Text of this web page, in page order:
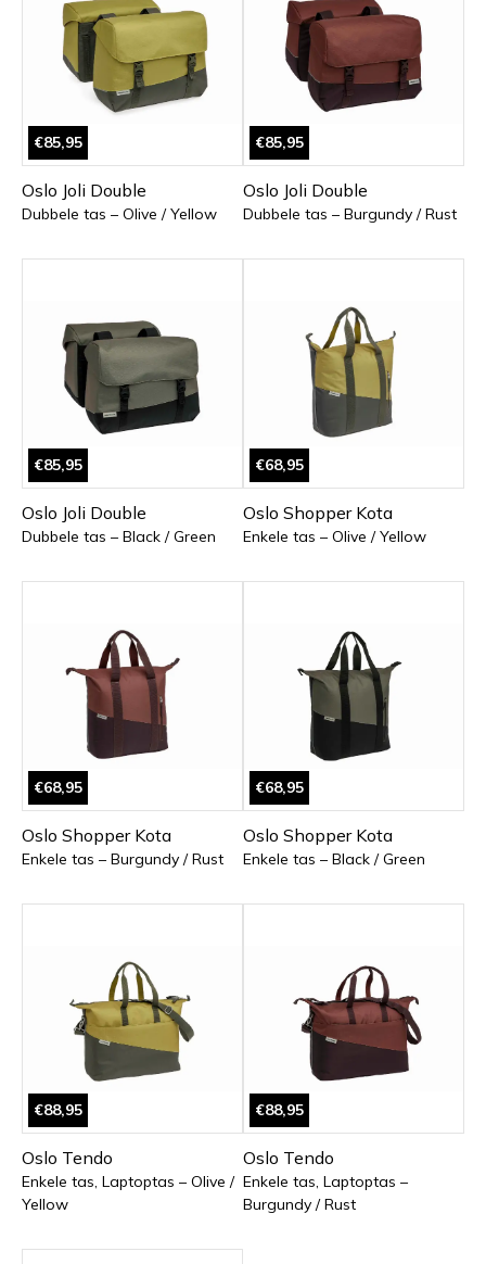
€85,95
Oslo Joli Double
Dubbele tas – Olive / Yellow
€85,95
Oslo Joli Double
Dubbele tas – Burgundy / Rust
€85,95
Oslo Joli Double
Dubbele tas – Black / Green
€68,95
Oslo Shopper Kota
Enkele tas – Olive / Yellow
€68,95
Oslo Shopper Kota
Enkele tas – Burgundy / Rust
€68,95
Oslo Shopper Kota
Enkele tas – Black / Green
€88,95
Oslo Tendo
Enkele tas, Laptoptas – Olive /
Yellow
€88,95
Oslo Tendo
Enkele tas, Laptoptas –
Burgundy / Rust